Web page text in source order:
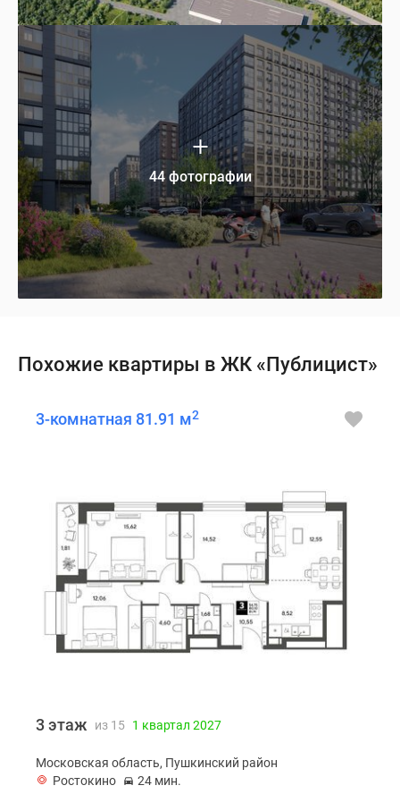
44 фотографии
Похожие квартиры в ЖК «Публицист»
3-комнатная 81.91 м2
3 этаж из 15 1 квартал 2027
Московская область, Пушкинский район
Ростокино
24 мин.